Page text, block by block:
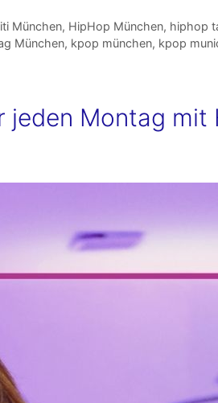
München, HipHop München, hiphop
München, kpop münchen, kpop
jeden Montag mit